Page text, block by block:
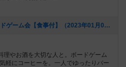
[NEW] 【オース】夜の新作ボードゲーム会【食事付】（2023年01月09日 20時31分）
やお酒を大切な人と。ボードゲーム
軽にコーヒーを。一人でゆったりバー